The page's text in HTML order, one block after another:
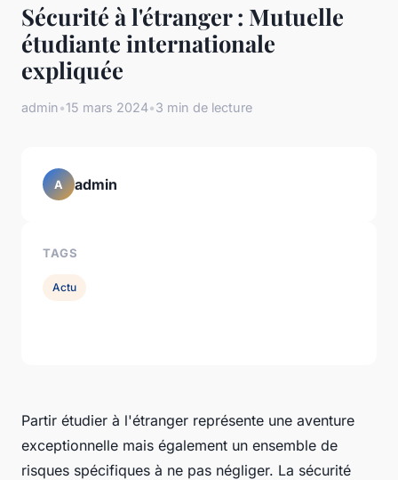
Sécurité à l'étranger : Mutuelle
étudiante internationale
expliquée
admin•15 mars 2024•3 min de lecture
Partir étudier à l'étranger représente une aventure
exceptionnelle mais également un ensemble de
risques spécifiques à ne pas négliger. La sécurité
A admin
TAGS
Actu